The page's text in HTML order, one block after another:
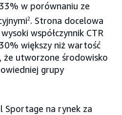
w porównaniu ze
2. Strona docelowa
współczynnik CTR
większy niż wartość
że utworzone środowisko
grupy
Sportage na rynek za